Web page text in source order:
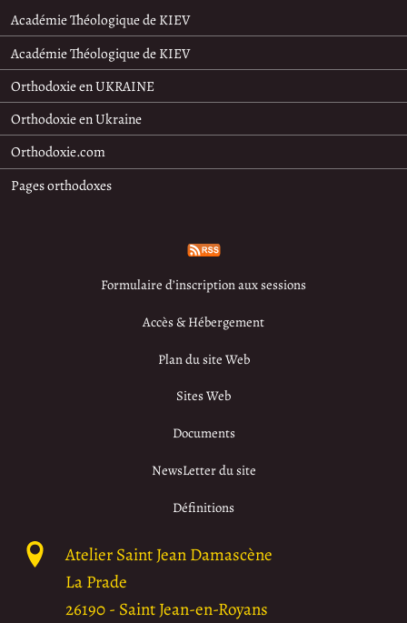
Académie Théologique de KIEV
Académie Théologique de KIEV
Orthodoxie en UKRAINE
Orthodoxie en Ukraine
Orthodoxie.com
Pages orthodoxes
Formulaire d’inscription aux sessions
Accès & Hébergement
Plan du site Web
Sites Web
Documents
NewsLetter du site
Définitions
Atelier Saint Jean Damascène
La Prade
26190- Saint Jean-en-Royans